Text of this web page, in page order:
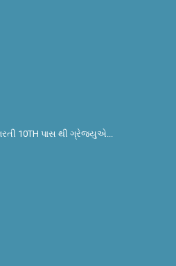
10TH પાસ થી ગ્રેજયુએ...